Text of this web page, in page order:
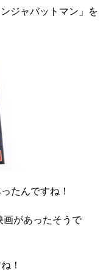
ジャバットマン」を
たんですね！
画があったそうで
！